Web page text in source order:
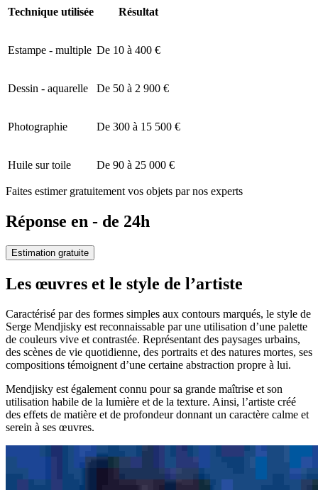
Technique utilisée Résultat
Estampe - multiple De 10 à 400 €
Dessin - aquarelle De 50 à 2 900 €
Photographie De 300 à 15 500 €
Huile sur toile De 90 à 25 000 €
Faites estimer gratuitement vos objets par nos experts
Réponse en - de 24h
Estimation gratuite
Les œuvres et le style de l’artiste
Caractérisé par des formes simples aux contours marqués, le style de
Serge Mendjisky est reconnaissable par une utilisation d’une palette
de couleurs vive et contrastée. Représentant des paysages urbains,
des scènes de vie quotidienne, des portraits et des natures mortes, ses
compositions témoignent d’une certaine abstraction propre à lui.
Mendjisky est également connu pour sa grande maîtrise et son
utilisation habile de la lumière et de la texture. Ainsi, l’artiste créé
des effets de matière et de profondeur donnant un caractère calme et
serein à ses œuvres.